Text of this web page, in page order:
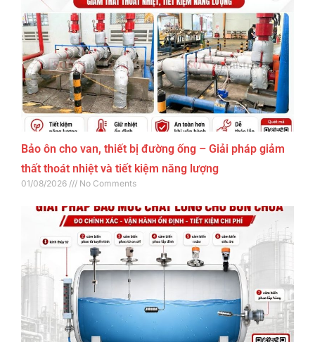
Bảo ôn cho van, thiết bị đường ống – Giải pháp giảm
thất thoát nhiệt và tiết kiệm năng lượng
01/08/2026 No Comments